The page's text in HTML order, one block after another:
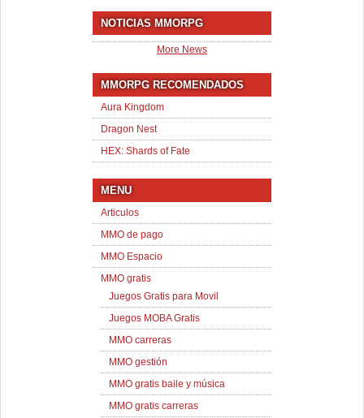
NOTICIAS MMORPG
More News
MMORPG RECOMENDADOS
Aura Kingdom
Dragon Nest
HEX: Shards of Fate
MENU
Articulos
MMO de pago
MMO Espacio
MMO gratis
Juegos Gratis para Movil
Juegos MOBA Gratis
MMO carreras
MMO gestión
MMO gratis baile y música
MMO gratis carreras